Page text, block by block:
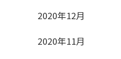
2020年12月
2020年11月